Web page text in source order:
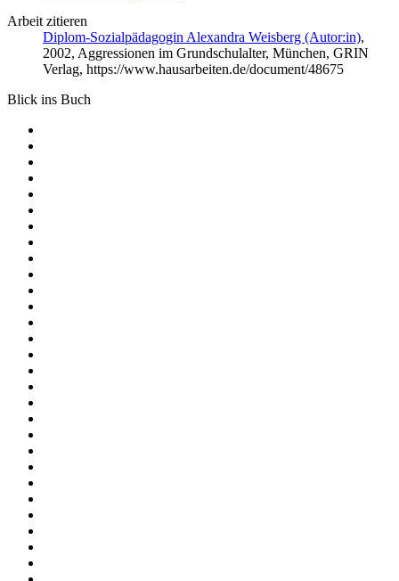
Arbeit zitieren
Diplom-Sozialpädagogin Alexandra Weisberg (Autor:in),
2002, Aggressionen im Grundschulalter, München, GRIN
Verlag, https://www.hausarbeiten.de/document/48675
Blick ins Buch